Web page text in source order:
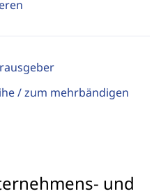
/ zum mehrbändigen
und